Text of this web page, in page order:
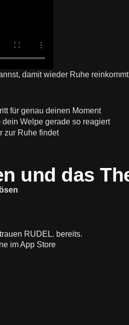
damit wieder Ruhe
für genau deinen Moment
Welpe gerade so reagiert
zur Ruhe findet
und das
RUDEL. bereits.
im App Store